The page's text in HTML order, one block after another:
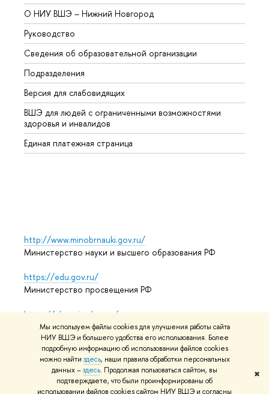
Мы используем файлы cookies для улучшения работы сайта
НИУ ВШЭ и большего удобства его использования. Более
подробную информацию об использовании файлов cookies
можно найти здесь, наши правила обработки персональных
данных –здесь. Продолжая пользоваться сайтом, вы
подтверждаете, что были проинформированы об
использовании файлов cookies сайтом НИУ ВШЭ и согласны
✖
О НИУ ВШЭ – Нижний Новгород
Руководство
Сведения об образовательной организации
Подразделения
Версия для слабовидящих
ВШЭ для людей с ограниченными возможностями
здоровья и инвалидов
Единая платежная страница
http://www.minobrnauki.gov.ru/
Министерство науки и высшего образования РФ
https://edu.gov.ru/
Министерство просвещения РФ
https://elearning.hse.ru/mooc
Массовые открытые онлайн-курсы
© НИУ ВШЭ 1993–2026 Адреса и контактыУсловия
использования материаловПолитика конфиденциальности